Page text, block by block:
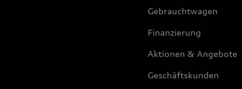
Gebrauchtwagen
Finanzierung
Aktionen & Angebote
Geschäftskunden